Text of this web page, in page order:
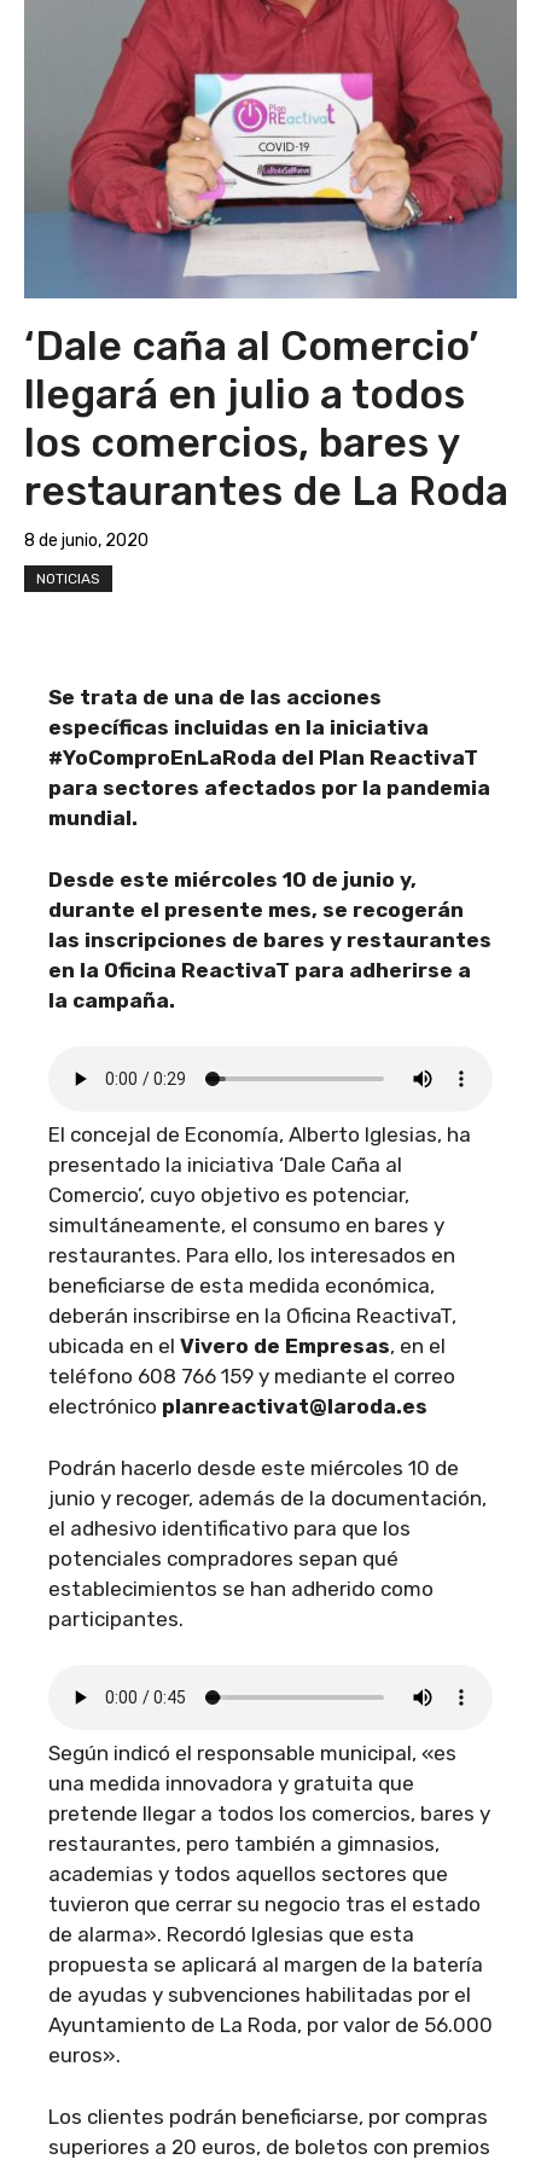
‘Dale caña al Comercio’
llegará en julio a todos
los comercios, bares y
restaurantes de La Roda
8 de junio, 2020
NOTICIAS
Se trata de una de las acciones
específicas incluidas en la iniciativa
#YoComproEnLaRoda del Plan ReactivaT
para sectores afectados por la pandemia
mundial.
Desde este miércoles 10 de junio y,
durante el presente mes, se recogerán
las inscripciones de bares y restaurantes
en la Oficina ReactivaT para adherirse a
la campaña.
El concejal de Economía, Alberto Iglesias, ha
presentado la iniciativa ‘Dale Caña al
Comercio’, cuyo objetivo es potenciar,
simultáneamente, el consumo en bares y
restaurantes. Para ello, los interesados en
beneficiarse de esta medida económica,
deberán inscribirse en la Oficina ReactivaT,
ubicada en el Vivero de Empresas, en el
teléfono 608 766 159 y mediante el correo
electrónico planreactivat@laroda.es
Podrán hacerlo desde este miércoles 10 de
junio y recoger, además de la documentación,
el adhesivo identificativo para que los
potenciales compradores sepan qué
establecimientos se han adherido como
participantes.
Según indicó el responsable municipal, «es
una medida innovadora y gratuita que
pretende llegar a todos los comercios, bares y
restaurantes, pero también a gimnasios,
academias y todos aquellos sectores que
tuvieron que cerrar su negocio tras el estado
de alarma». Recordó Iglesias que esta
propuesta se aplicará al margen de la batería
de ayudas y subvenciones habilitadas por el
Ayuntamiento de La Roda, por valor de 56.000
euros».
Los clientes podrán beneficiarse, por compras
superiores a 20 euros, de boletos con premios